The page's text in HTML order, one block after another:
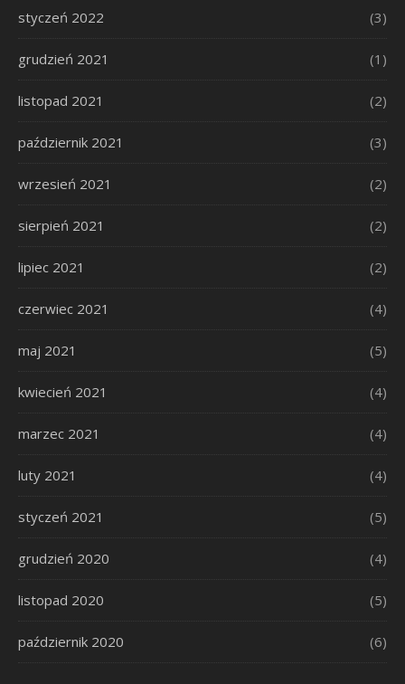
styczeń 2022 (3)
grudzień 2021 (1)
listopad 2021 (2)
październik 2021 (3)
wrzesień 2021 (2)
sierpień 2021 (2)
lipiec 2021 (2)
czerwiec 2021 (4)
maj 2021 (5)
kwiecień 2021 (4)
marzec 2021 (4)
luty 2021 (4)
styczeń 2021 (5)
grudzień 2020 (4)
listopad 2020 (5)
październik 2020 (6)